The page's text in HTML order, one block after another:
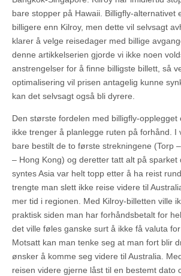
bare stopper på Hawaii. Billigfly-alternativet
billigere enn Kilroy, men dette vil selvsagt
klarer å velge reisedager med billige
denne artikkelserien gjorde vi ikke noen
anstrengelser for å finne billigste billett, så
optimalisering vil prisen antagelig kunne
kan det selvsagt også bli dyrere.
Den største fordelen med billigfly-opplegget
ikke trenger å planlegge ruten på forhånd. I
bare bestilt de to første strekningene (Torp
– Hong Kong) og deretter tatt alt på sparket
syntes Asia var helt topp etter å ha reist
trengte man slett ikke reise videre til
mer tid i regionen. Med Kilroy-billetten ville
praktisk siden man har forhåndsbetalt for
det ville føles ganske surt å ikke få valuta
Motsatt kan man tenke seg at man fort blir
ønsker å komme seg videre til Australia.
reisen videre gjerne låst til en bestemt dato